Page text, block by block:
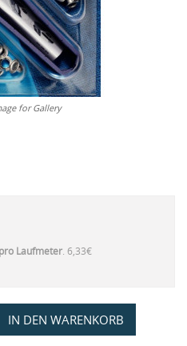
for Gallery
Laufmeter. 6,33€